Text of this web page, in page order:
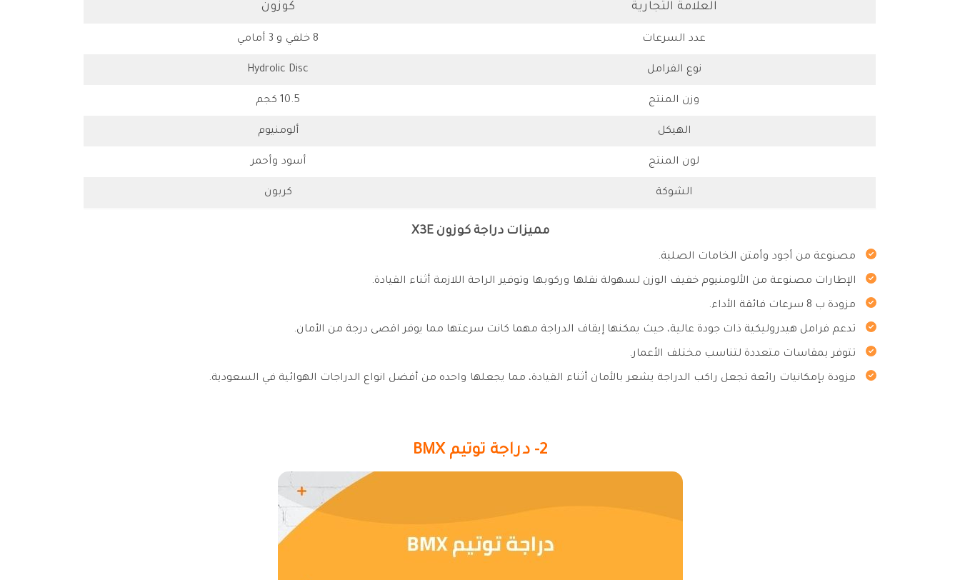
العلامة التجارية كوزون
عدد السرعات 8 خلفي و 3 أمامي
نوع الفرامل Hydrolic Disc
وزن المنتج 10.5 كجم
الهيكل ألومنيوم
لون المنتج أسود وأحمر
الشوكة كربون
مميزات دراجة كوزون X3E
مصنوعة من أجود وأمتن الخامات الصلبة.
الإطارات مصنوعة من الألومنيوم خفيف الوزن لسهولة نقلها وركوبها وتوفير الراحة اللازمة أثناء القيادة.
مزودة ب 8 سرعات فائقة الأداء.
تدعم فرامل هيدروليكية ذات جودة عالية، حيث يمكنها إيقاف الدراجة مهما كانت سرعتها مما يوفر اقصى درجة من الأمان.
تتوفر بمقاسات متعددة لتناسب مختلف الأعمار.
مزودة بإمكانيات رائعة تجعل راكب الدراجة يشعر بالأمان أثناء القيادة، مما يجعلها واحده من أفضل انواع الدراجات الهوائية في السعودية.
2- دراجة توتيم BMX